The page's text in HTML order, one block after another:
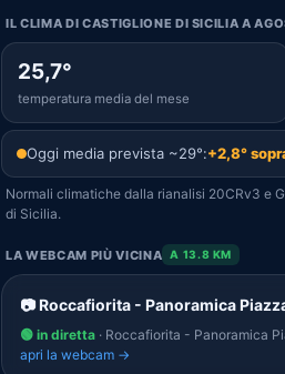
IL CLIMA DI CASTIGLIONE DI SICILIA A
25,7°
temperatura media del mese
Oggi media prevista ~29°:+2,8°
Normali climatiche dalla rianalisi 20CRv3 e
di Sicilia.
LA WEBCAM PIÙ VICINA A 13.8 KM
📷 Roccafiorita - Panoramica
🟢 in diretta · Roccafiorita - Panoramica
apri la webcam →